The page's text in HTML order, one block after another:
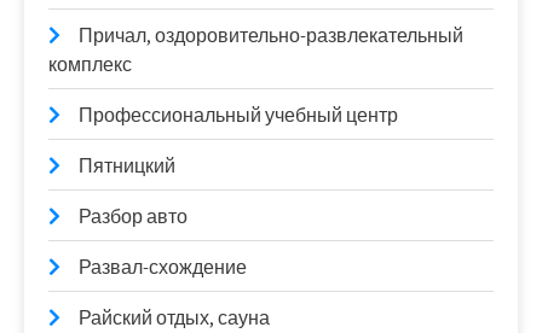
Причал, оздоровительно-развлекательный
комплекс
Профессиональный учебный центр
Пятницкий
Разбор авто
Развал-схождение
Райский отдых, сауна